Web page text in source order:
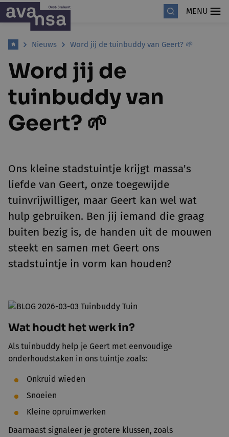
MENU
Nieuws Word jij de tuinbuddy van Geert? 🌱
Word jij de
tuinbuddy van
Geert? 🌱
Ons kleine stadstuintje krijgt massa's
liefde van Geert, onze toegewijde
tuinvrijwilliger, maar Geert kan wel wat
hulp gebruiken. Ben jij iemand die graag
buiten bezig is, de handen uit de mouwen
steekt en samen met Geert ons
stadstuintje in vorm kan houden?
Wat houdt het werk in?
Als tuinbuddy help je Geert met eenvoudige
onderhoudstaken in ons tuintje zoals:
Onkruid wieden
Snoeien
Kleine opruimwerken
Daarnaast signaleer je grotere klussen, zoals